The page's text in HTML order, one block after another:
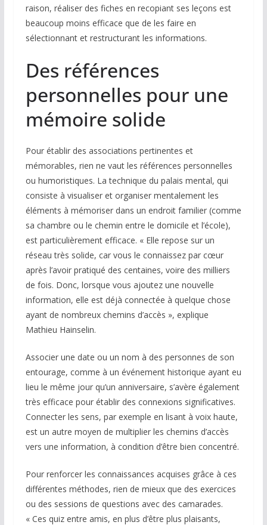
raison, réaliser des fiches en recopiant ses leçons est
beaucoup moins efficace que de les faire en
sélectionnant et restructurant les informations.
Des références
personnelles pour une
mémoire solide
Pour établir des associations pertinentes et
mémorables, rien ne vaut les références personnelles
ou humoristiques. La technique du palais mental, qui
consiste à visualiser et organiser mentalement les
éléments à mémoriser dans un endroit familier (comme
sa chambre ou le chemin entre le domicile et l’école),
est particulièrement efficace. « Elle repose sur un
réseau très solide, car vous le connaissez par cœur
après l’avoir pratiqué des centaines, voire des milliers
de fois. Donc, lorsque vous ajoutez une nouvelle
information, elle est déjà connectée à quelque chose
ayant de nombreux chemins d’accès », explique
Mathieu Hainselin.
Associer une date ou un nom à des personnes de son
entourage, comme à un événement historique ayant eu
lieu le même jour qu’un anniversaire, s’avère également
très efficace pour établir des connexions significatives.
Connecter les sens, par exemple en lisant à voix haute,
est un autre moyen de multiplier les chemins d’accès
vers une information, à condition d’être bien concentré.
Pour renforcer les connaissances acquises grâce à ces
différentes méthodes, rien de mieux que des exercices
ou des sessions de questions avec des camarades.
« Ces quiz entre amis, en plus d’être plus plaisants,